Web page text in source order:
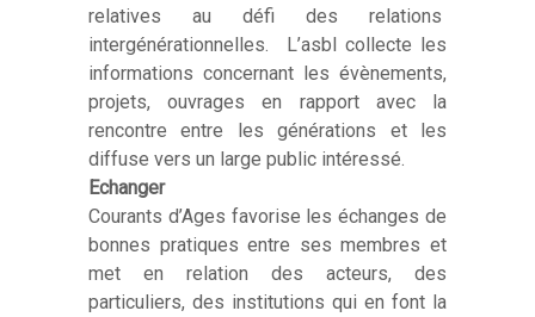
relatives au défi des relations
intergénérationnelles. L’asbl collecte les
informations concernant les évènements,
projets, ouvrages en rapport avec la
rencontre entre les générations et les
diffuse vers un large public intéressé.
Echanger
Courants d’Ages favorise les échanges de
bonnes pratiques entre ses membres et
met en relation des acteurs, des
particuliers, des institutions qui en font la